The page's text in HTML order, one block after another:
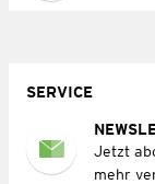
SERVICE
Jetzt
mehr